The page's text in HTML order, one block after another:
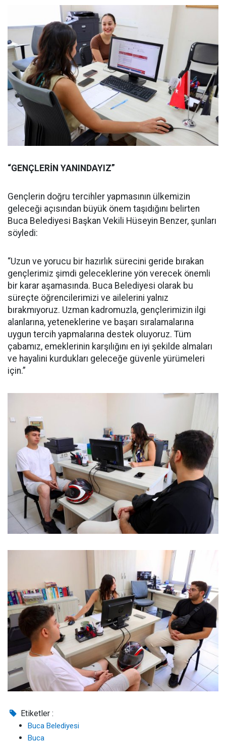
“GENÇLERİN YANINDAYIZ”
Gençlerin doğru tercihler yapmasının ülkemizin
geleceği açısından büyük önem taşıdığını belirten
Buca Belediyesi Başkan Vekili Hüseyin Benzer, şunları
söyledi:
“Uzun ve yorucu bir hazırlık sürecini geride bırakan
gençlerimiz şimdi geleceklerine yön verecek önemli
bir karar aşamasında. Buca Belediyesi olarak bu
süreçte öğrencilerimizi ve ailelerini yalnız
bırakmıyoruz. Uzman kadromuzla, gençlerimizin ilgi
alanlarına, yeteneklerine ve başarı sıralamalarına
uygun tercih yapmalarına destek oluyoruz. Tüm
çabamız, emeklerinin karşılığını en iyi şekilde almaları
ve hayalini kurdukları geleceğe güvenle yürümeleri
için.”
Etiketler :
Buca Belediyesi
Buca